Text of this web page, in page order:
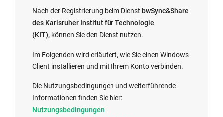
Nach der Registrierung beim Dienst bwSync&Share
des Karlsruher Institut für Technologie
(KIT), können Sie den Dienst nutzen.
Im Folgenden wird erläutert, wie Sie einen Windows-
Client installieren und mit Ihrem Konto verbinden.
Die Nutzungsbedingungen und weiterführende
Informationen finden Sie hier:
Nutzungsbedingungen